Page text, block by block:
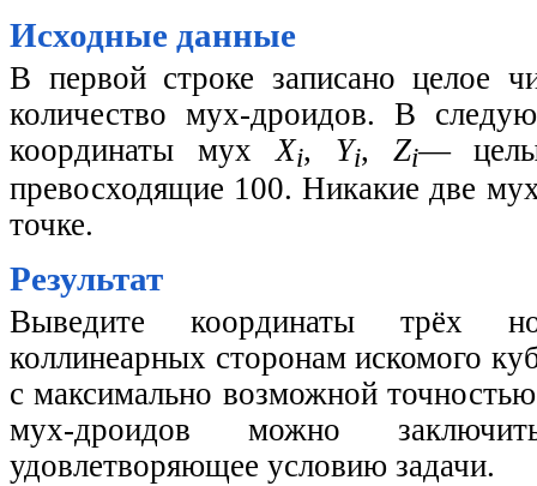
Исходные данные
В первой строке записано целое
количество мух-дроидов. В
координаты мухXi, Yi, Zi—
превосходящие 100. Никакие две
точке.
Результат
Выведите координаты трёх
коллинеарных сторонам искомого
с максимально возможной
мух-дроидов можно
удовлетворяющее условию задачи.